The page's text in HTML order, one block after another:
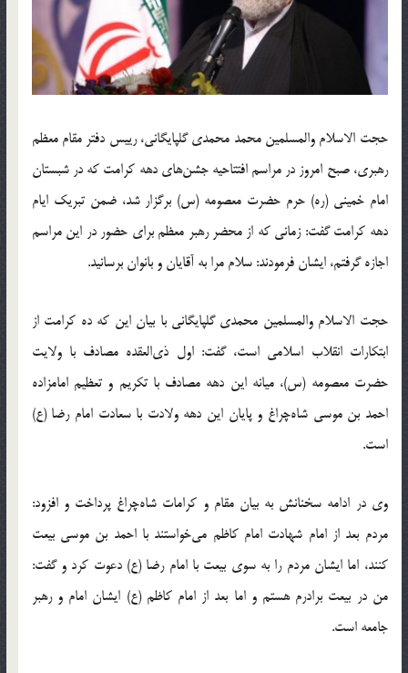
حجت الاسلام والمسلمین محمد محمدی گلپایگانی، رییس دفتر مقام معظم
رهبری، صبح امروز در مراسم افتتاحیه جشن‌های دهه کرامت که در شبستان
امام خمینی (ره) حرم حضرت معصومه (س) برگزار شد، ضمن تبریک ایام
دهه کرامت گفت: زمانی که از محضر رهبر معظم برای حضور در این مراسم
اجازه گرفتم، ایشان فرمودند: سلام مرا به آقایان و بانوان برسانید.
حجت الاسلام والمسلمین محمدی گلپایگانی با بیان این که ده کرامت از
ابتکارات انقلاب اسلامی است، گفت: اول ذی‌العقده مصادف با ولایت
حضرت معصومه (س)، میانه این دهه مصادف با تکریم و تعظیم امامزاده
احمد بن موسی شاه‌چراغ و پایان این دهه ولادت با سعادت امام رضا (ع)
است.
وی در ادامه سخنانش به بیان مقام و کرامات شاه‌چراغ پرداخت و افزود:
مردم بعد از امام شهادت امام کاظم می‌خواستند با احمد بن موسی بیعت
کنند، اما ایشان مردم را به سوی بیعت با امام رضا (ع) دعوت کرد و گفت:
من در بیعت برادرم هستم و اما بعد از امام کاظم (ع) ایشان امام و رهبر
جامعه است.